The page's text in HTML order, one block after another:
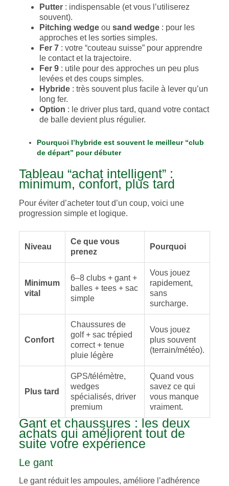
Putter: indispensable (et vous l’utiliserez
souvent).
Pitching wedgeou sand wedge: pour les
approches et les sorties simples.
Fer 7: votre “couteau suisse” pour apprendre
le contact et la trajectoire.
Fer 9: utile pour des approches un peu plus
levées et des coups simples.
Hybride: très souvent plus facile à lever qu’un
long fer.
Option : le driver plus tard, quand votre contact
de balle devient plus régulier.
Pourquoi l’hybride est souvent le meilleur “club
de départ” pour débuter
Tableau “achat intelligent” :
minimum, confort, plus tard
Pour éviter d’acheter tout d’un coup, voici une
progression simple et logique.
Niveau
Ce que vous
prenez
Pourquoi
Minimum
vital
6–8 clubs + gant +
balles + tees + sac
simple
Vous jouez
rapidement,
sans
surcharge.
Confort
Chaussures de
golf + sac trépied
correct + tenue
pluie légère
Vous jouez
plus souvent
(terrain/météo).
Plus tard
GPS/télémètre,
wedges
spécialisés, driver
premium
Quand vous
savez ce qui
vous manque
vraiment.
Gant et chaussures : les deux
achats qui améliorent tout de
suite votre expérience
Le gant
Le gant réduit les ampoules, améliore l’adhérence